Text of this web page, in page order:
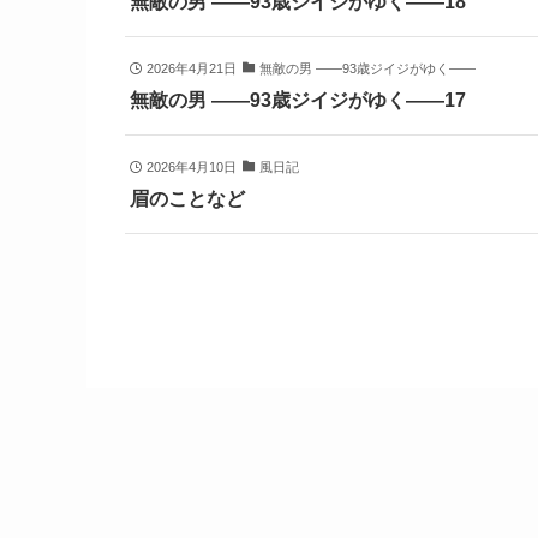
2026年4月21日 無敵の男 ――93歳ジイジがゆく――
無敵の男 ――93歳ジイジがゆく――17
2026年4月10日 風日記
眉のことなど